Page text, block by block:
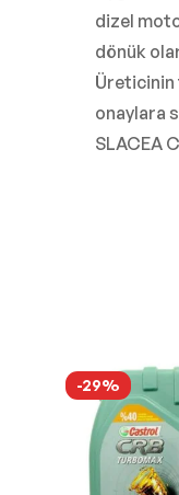
dizel
dönük
Üreticinin
onaylara
SLACEA
-29%